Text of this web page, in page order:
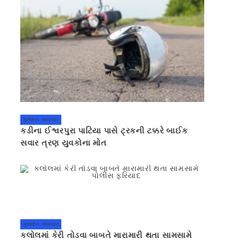
ગુજરાત સમાચાર
કડીના ઈશ્વરપુરા પાટિયા પાસે ટ્રકની ટક્કરે બાઈક
સવાર ત્રણ યુવકોના મોત
ગુજરાત સમાચાર
કલોલમાં કેરી તોડવા બાબતે મારામારી થતા સામસામે